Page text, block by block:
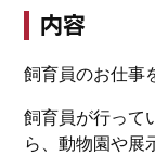
内容
飼育員のお仕事
飼育員が行って
ら、動物園や展